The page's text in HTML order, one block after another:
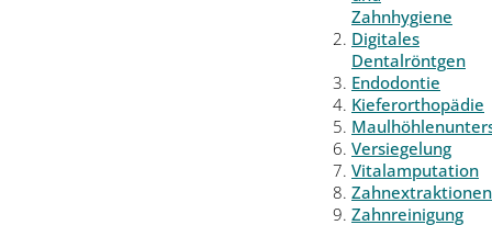
Zahnhygiene
Digitales
Dentalröntgen
Endodontie
Kieferorthopädie
Versiegelung
Vitalamputation
Zahnextraktionen
Zahnreinigung